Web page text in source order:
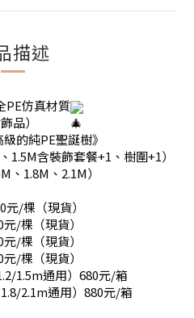
描述
PE仿真材質
品）
的純PE聖誕樹》
1.5M含裝飾套餐+1、樹圍+1）
、1.8M、2.1M）
/棵（現貨）
/棵（現貨）
/棵（現貨）
/棵（現貨）
1.5m通用）680元/箱
2.1m通用）880元/箱